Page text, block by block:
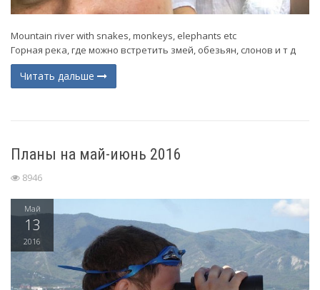
Mountain river with snakes, monkeys, elephants etc
Горная река, где можно встретить змей, обезьян, слонов и т д
Читать дальше
Планы на май-июнь 2016
8946
Май
13
2016